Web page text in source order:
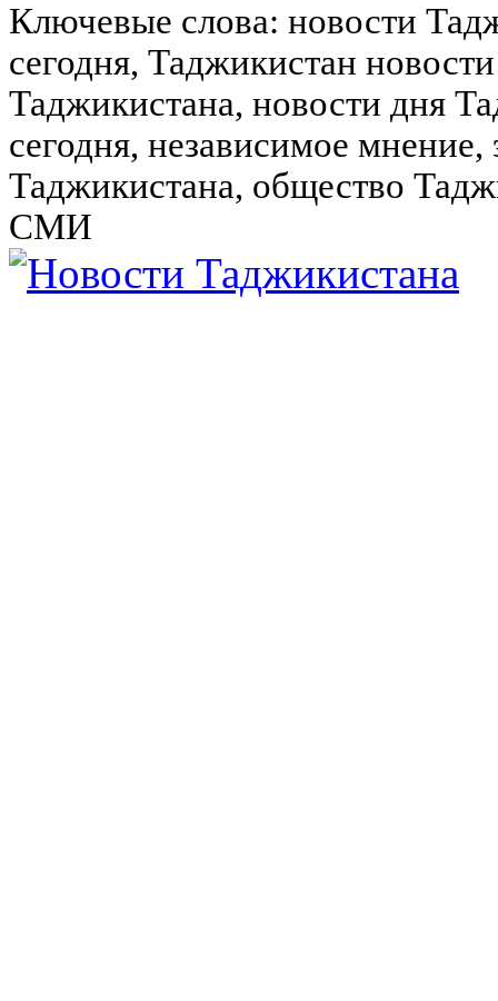
Ключевые слова: новости
сегодня, Таджикистан
Таджикистана, новости дня
сегодня, независимое
Таджикистана, общество
СМИ